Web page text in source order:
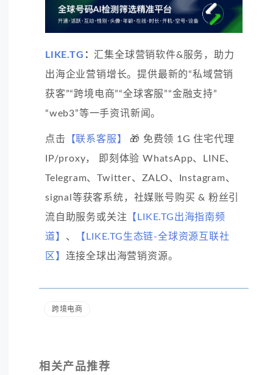
LIKE.TG ： 汇集全球营销软件&服务，助力
出海企业营销增长。提供最新的“私域营销
获客”“跨境电商”“全球客服”“金融支持”
“web3”等一手资讯新闻。
点击 【联系客服】
🎁 免费领 1G 住宅代理
IP/proxy， 即刻体验 WhatsApp、LINE、
Telegram、Twitter、ZALO、Instagram、
signal等获客系统，社媒账号购买 & 粉丝引
流自助服务或关注 【LIKE.TG出海指南频
道】 、
【LIKE.TG生态链-全球资源互联社
区】 连接全球出海营销资源。
跨境电商
相关产品推荐